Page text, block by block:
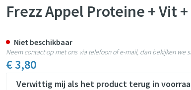
Frezz Appel Proteine + Vit
€ 3,80
Verwittig mij als het product terug in
Niet beschikbaar
Neem contact op met ons via telefoon of e-mail, dan bekijken we